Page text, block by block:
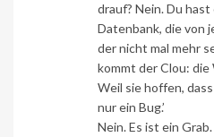
drauf? Nein. Du
Datenbank, die von
der nicht mal mehr
kommt der Clou: die
Weil sie hoffen,
nur ein Bug.’
Nein. Es ist ein